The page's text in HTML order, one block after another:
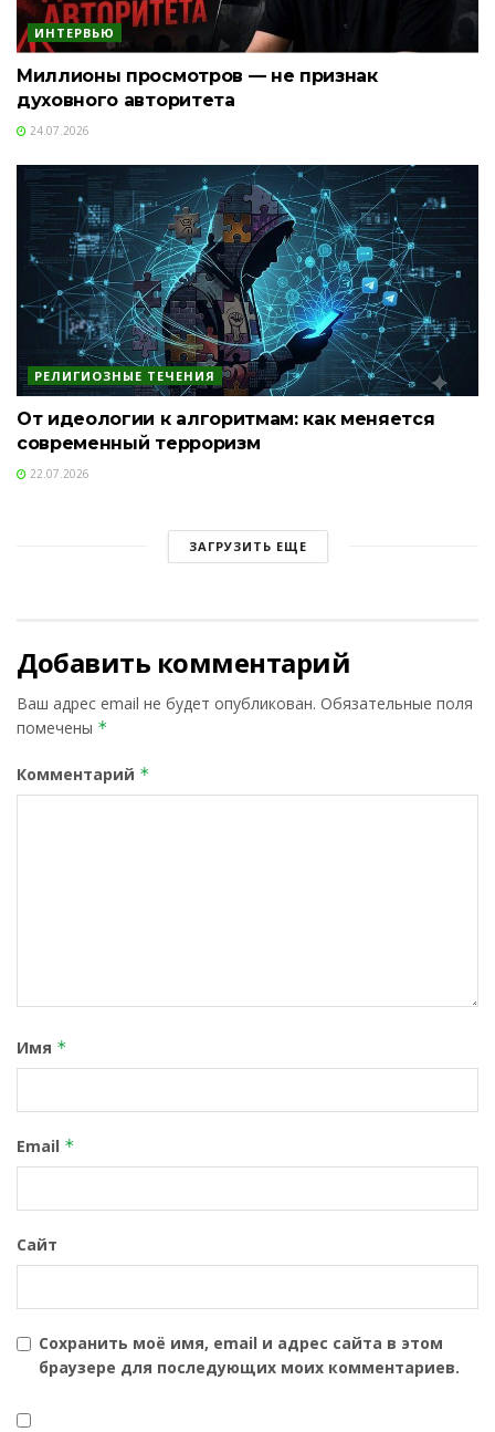
ИНТЕРВЬЮ
Миллионы просмотров — не признак
духовного авторитета
24.07.2026
РЕЛИГИОЗНЫЕ ТЕЧЕНИЯ
От идеологии к алгоритмам: как меняется
современный терроризм
22.07.2026
ЗАГРУЗИТЬ ЕЩЕ
Добавить комментарий
Ваш адрес email не будет опубликован. Обязательные поля
помечены *
Комментарий *
Имя *
Email *
Сайт
Сохранить моё имя, email и адрес сайта в этом
браузере для последующих моих комментариев.